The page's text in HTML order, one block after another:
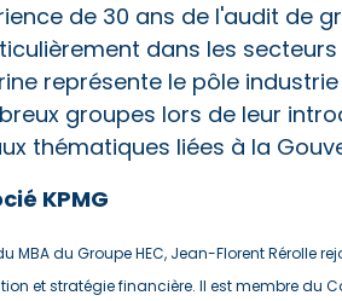
de 30 ans de l'audit de
dans les
représente le pôle industrie
groupes lors de leur
thématiques liées à la
KPMG
MBA du Groupe HEC, Jean-Florent Rérolle
et stratégie financière. Il est membre du